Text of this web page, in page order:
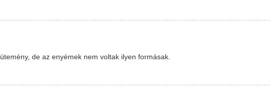
de az enyémek nem voltak ilyen formásak.